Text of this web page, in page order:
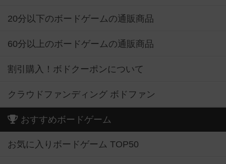
20分以下のボードゲームの通販商品
60分以上のボードゲームの通販商品
割引購入！ボドクーポンについて
クラウドファンディング ボドファン
おすすめボードゲーム
お気に入りボードゲーム TOP50